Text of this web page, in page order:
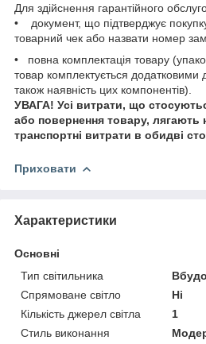
Для здійснення гарантійного
• документ, що підтверджує
товарний чек або назвати номер
• повна комплектація товару
товар комплектується додатковими
також наявність цих компонентів).
УВАГА! Усі витрати, що
або повернення товару,
транспортні витрати в обидві
Приховати
Характеристики
Основні
Тип світильника
Спрямоване світло
Ні
Кількість джерел світла
1
Стиль виконання